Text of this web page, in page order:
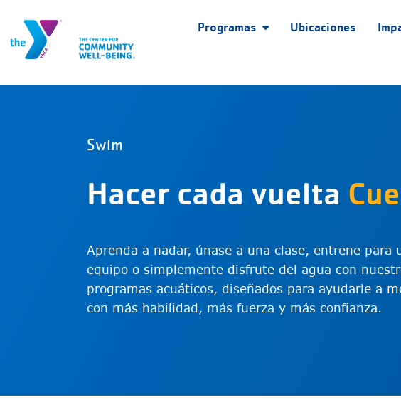
Programas Ubicaciones
Swim
Hacer cada vuelta
Aprenda a nadar, únase a una clase, entrene para
equipo o simplemente disfrute del agua con
programas acuáticos, diseñados para ayudarle a
con más habilidad, más fuerza y más confianza.